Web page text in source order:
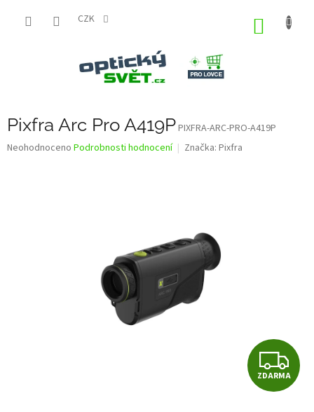
CZK
Pixfra Arc Pro A419PPIXFRA-ARC-PRO-A419P
Průměrné
Neohodnoceno Podrobnosti hodnocení Značka: Pixfra
Z
D
ZDARMA